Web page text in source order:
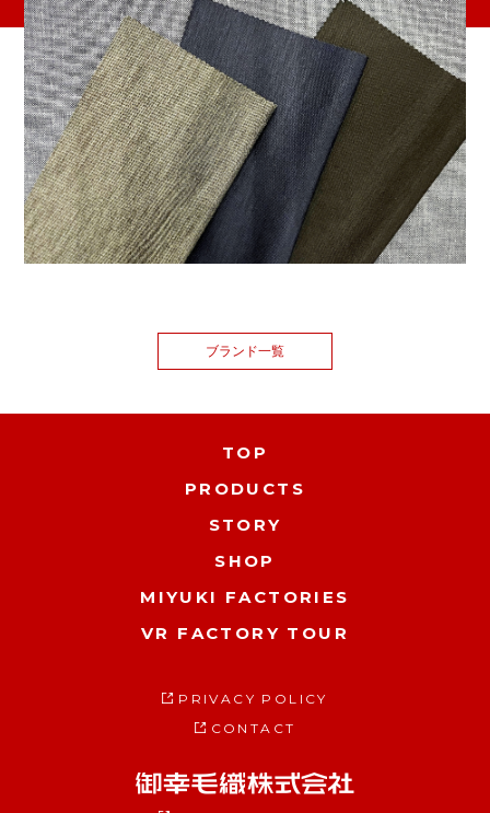
ブランド一覧
TOP
PRODUCTS
STORY
SHOP
MIYUKI FACTORIES
VR FACTORY TOUR
PRIVACY POLICY
CONTACT